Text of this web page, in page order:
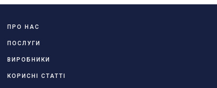
ПРО НАС
ПОСЛУГИ
ВИРОБНИКИ
КОРИСНІ СТАТТІ